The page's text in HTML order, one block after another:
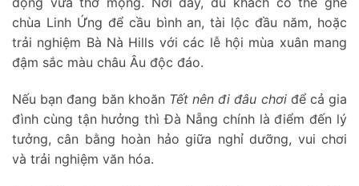
chùa Linh Ứng để cầu bình an, tài lộc đầu năm, hoặc
trải nghiệm Bà Nà Hills với các lễ hội mùa xuân mang
đậm sắc màu châu Âu độc đáo.
Nếu bạn đang băn khoăn Tết nên đi đâu chơiđể cả gia
đình cùng tận hưởng thì Đà Nẵng chính là điểm đến lý
tưởng, cân bằng hoàn hảo giữa nghỉ dưỡng, vui chơi
và trải nghiệm văn hóa.